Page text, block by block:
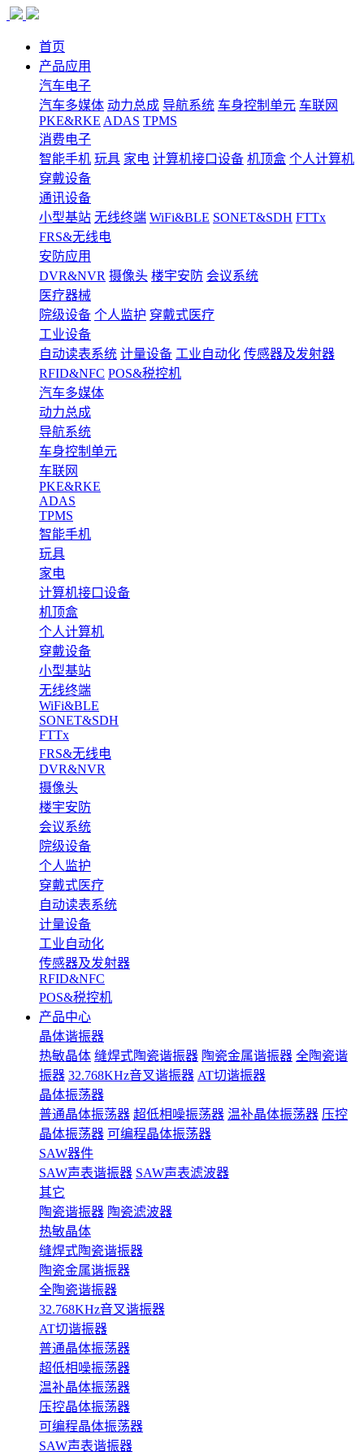
首页
产品应用
汽车电子
汽车多媒体 动力总成 导航系统 车身控制单元 车联网
PKE&RKE ADAS TPMS
消费电子
智能手机 玩具 家电 计算机接口设备 机顶盒 个人计算机
穿戴设备
通讯设备
小型基站 无线终端 WiFi&BLE SONET&SDH FTTx
FRS&无线电
安防应用
DVR&NVR 摄像头 楼宇安防 会议系统
医疗器械
院级设备 个人监护 穿戴式医疗
工业设备
自动读表系统 计量设备 工业自动化 传感器及发射器
RFID&NFC POS&税控机
汽车多媒体
动力总成
导航系统
车身控制单元
车联网
PKE&RKE
ADAS
TPMS
智能手机
玩具
家电
计算机接口设备
机顶盒
个人计算机
穿戴设备
小型基站
无线终端
WiFi&BLE
SONET&SDH
FTTx
FRS&无线电
DVR&NVR
摄像头
楼宇安防
会议系统
院级设备
个人监护
穿戴式医疗
自动读表系统
计量设备
工业自动化
传感器及发射器
RFID&NFC
POS&税控机
产品中心
晶体谐振器
热敏晶体 缝焊式陶瓷谐振器 陶瓷金属谐振器 全陶瓷谐
振器 32.768KHz音叉谐振器 AT切谐振器
晶体振荡器
普通晶体振荡器 超低相噪振荡器 温补晶体振荡器 压控
晶体振荡器 可编程晶体振荡器
SAW器件
SAW声表谐振器 SAW声表滤波器
其它
陶瓷谐振器 陶瓷滤波器
热敏晶体
缝焊式陶瓷谐振器
陶瓷金属谐振器
全陶瓷谐振器
32.768KHz音叉谐振器
AT切谐振器
普通晶体振荡器
超低相噪振荡器
温补晶体振荡器
压控晶体振荡器
可编程晶体振荡器
SAW声表谐振器